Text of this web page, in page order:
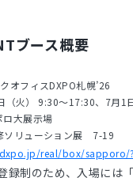
ブース概要
オフィスDXPO札幌’26
（火） 9:30～17:30、7月1
ロ大展示場
ソリューション展 7-19
real/box/sapporo/
制のため、入場には